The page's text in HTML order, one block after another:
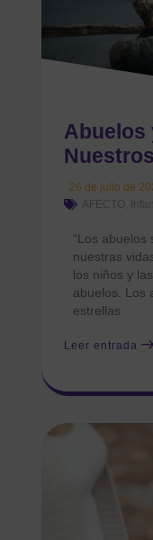
Abuelos
26 de julio de
AFECTO
“Los abuelos
nuestras
los niños y
abuelos. Los
estrellas
Leer entrada